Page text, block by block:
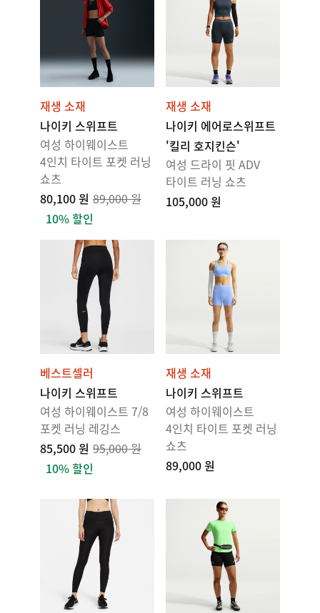
재생 소재
나이키 스위프트
여성 하이웨이스트
4인치 타이트 포켓 러닝
쇼츠
80,100 원 89,000 원
10% 할인
재생 소재
나이키 에어로스위프트
'킬리 호지킨슨'
여성 드라이 핏 ADV
타이트 러닝 쇼츠
105,000 원
베스트셀러
나이키 스위프트
여성 하이웨이스트 7/8
포켓 러닝 레깅스
85,500 원 95,000 원
10% 할인
재생 소재
나이키 스위프트
여성 하이웨이스트
4인치 타이트 포켓 러닝
쇼츠
89,000 원